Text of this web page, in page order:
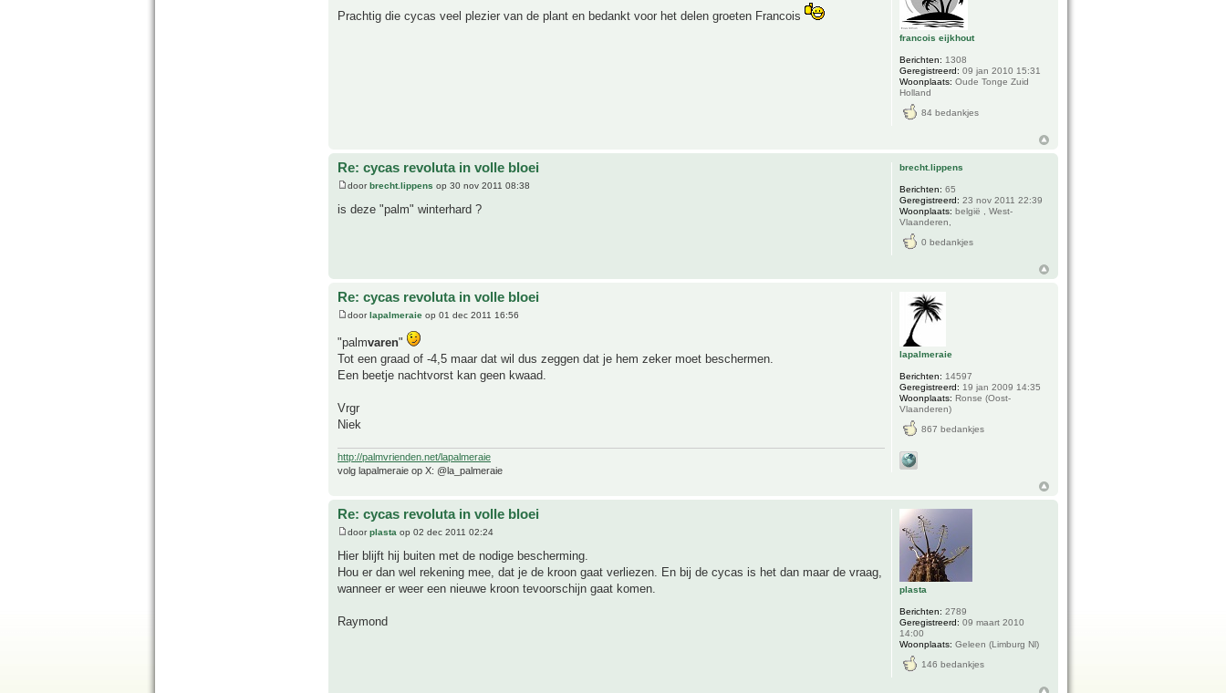
Prachtig die cycas veel plezier van de plant en bedankt voor het delen groeten Francois
francois eijkhout
Berichten: 1308
Geregistreerd: 09 jan 2010 15:31
Woonplaats: Oude Tonge Zuid
Holland
84 bedankjes
Re: cycas revoluta in volle bloei
doorbrecht.lippens op 30 nov 2011 08:38
is deze "palm" winterhard ?
brecht.lippens
Berichten: 65
Geregistreerd: 23 nov 2011 22:39
Woonplaats: belgië , West-
Vlaanderen,
0 bedankjes
Re: cycas revoluta in volle bloei
doorlapalmeraie op 01 dec 2011 16:56
"palmvaren"
Tot een graad of -4,5 maar dat wil dus zeggen dat je hem zeker moet beschermen.
Een beetje nachtvorst kan geen kwaad.
Vrgr
Niek
http://palmvrienden.net/lapalmeraie
volg lapalmeraie op X: @la_palmeraie
lapalmeraie
Berichten: 14597
Geregistreerd: 19 jan 2009 14:35
Woonplaats: Ronse (Oost-
Vlaanderen)
867 bedankjes
Re: cycas revoluta in volle bloei
doorplasta op 02 dec 2011 02:24
Hier blijft hij buiten met de nodige bescherming.
Hou er dan wel rekening mee, dat je de kroon gaat verliezen. En bij de cycas is het dan maar de vraag,
wanneer er weer een nieuwe kroon tevoorschijn gaat komen.
Raymond
plasta
Berichten: 2789
Geregistreerd: 09 maart 2010
14:00
Woonplaats: Geleen (Limburg Nl)
146 bedankjes